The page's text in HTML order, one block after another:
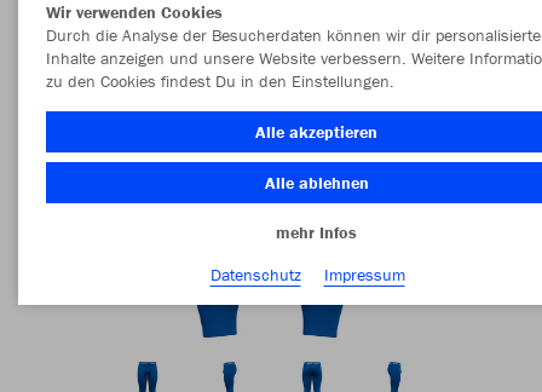
Wir verwenden Cookies
Durch die Analyse der Besucherdaten können wir dir personalisierte
Inhalte anzeigen und unsere Website verbessern. Weitere
zu den Cookies findest Du in den Einstellungen.
Alle akzeptieren
Alle ablehnen
mehr Infos
Datenschutz
Impressum